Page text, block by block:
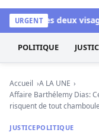
Kéwoulo, le
URGENT
Les deux
POLITIQUE
Accueil
A LA UNE
Affaire Barthélemy Dias:
risquent de tout
JUSTICEPOLITIQUE